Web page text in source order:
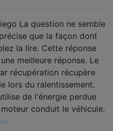
La question ne semble
que la façon dont
la lire. Cette réponse
meilleure réponse. Le
récupération récupère
lors du ralentissement.
de l'énergie perdue
conduit le véhicule.